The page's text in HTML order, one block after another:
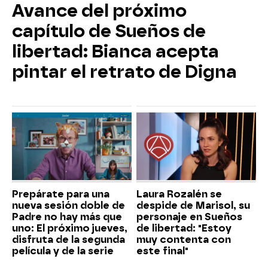
Avance del próximo
capítulo de Sueños de
libertad: Bianca acepta
pintar el retrato de Digna
Prepárate para una
nueva sesión doble de
Padre no hay más que
uno: El próximo jueves,
disfruta de la segunda
película y de la serie
Laura Rozalén se
despide de Marisol, su
personaje en Sueños
de libertad: "Estoy
muy contenta con
este final"